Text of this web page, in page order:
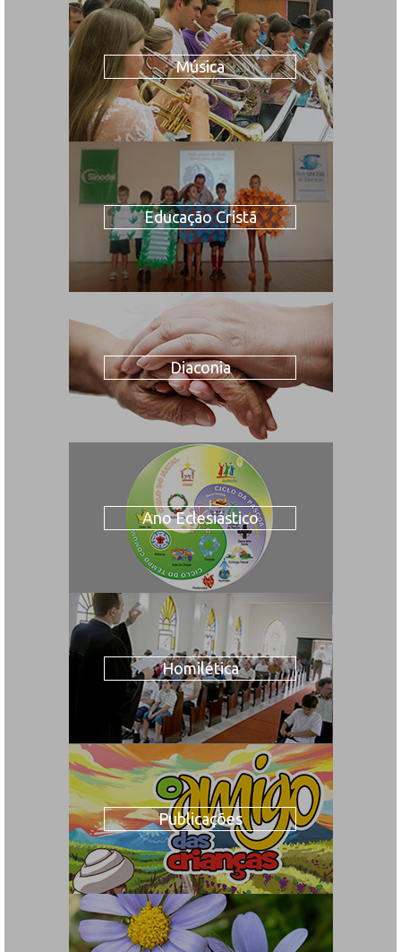
Música
Educação Cristã
Diaconia
Ano Eclesiástico
Homilética
Publicações